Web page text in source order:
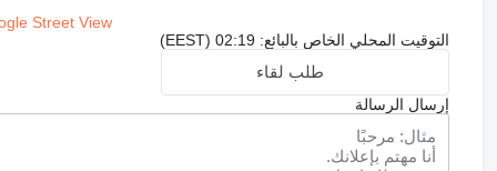
Street View
التوقيت المحلي الخاص بالبائع: 02:19 (EEST)
طلب لقاء
إرسال الرسالة